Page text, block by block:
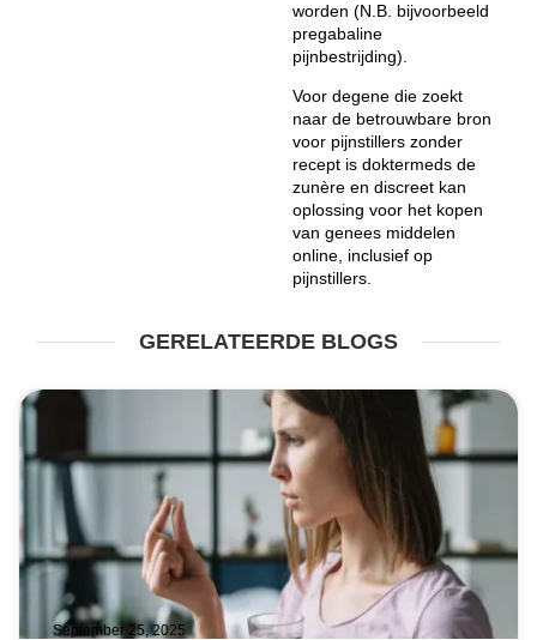
worden (N.B. bijvoorbeeld
pregabaline
pijnbestrijding).
Voor degene die zoekt
naar de betrouwbare bron
voor pijnstillers zonder
recept is doktermeds de
zunère en discreet kan
oplossing voor het kopen
van genees middelen
online, inclusief op
pijnstillers.
GERELATEERDE BLOGS
September 25, 2025